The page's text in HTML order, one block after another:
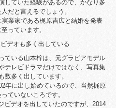
していた経験があるので、かなり多
だと言えるでしょう。
業家である梶原吉広と結婚を発表
っています。
デオも多く出している
ている山本梓は、元グラビアモデル
テレビドラマだけではなく、写真集
数多く出しています。
年に出し始めているので、当然梶原
ていないころです。
ビデオを出していたのですが、2014